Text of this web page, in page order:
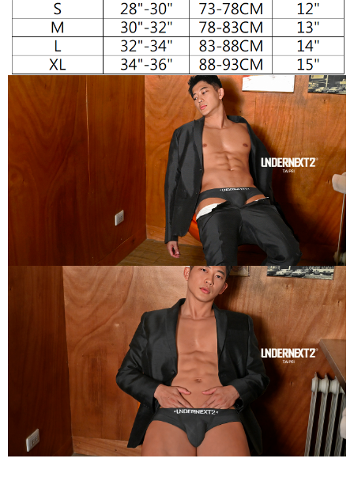
ATM／網路銀行／等多元方式進行付款，方視為交易完成。
※ 請注意：結帳手續完成當下不需立刻繳費，但若您需要取消訂單，請聯絡
購買商品的店家。未經商家同意取消之訂單仍視為有效，需透過AFTEE先享
後付繳納相關費用。
※ 交易是否成功請以「AFTEE先享後付 」之結帳頁面顯示為準，若有關於
是否繳費成功／繳費後需取消欲退款等相關疑問，請聯繫「AFTEE先享後付
https://netprotections.freshdesk.com/support/home
１．透過由恩沛科技股份有限公司提供之「AFTEE先享後付」服務完成之交
易，需依本服務之必要範圍內提供個人資料，並將交易相關給付款項請求債
權轉讓予恩沛科技股份有限公司。
２．關於個人資料處理事宜，請瀏覽以下網址：
https://aftee.tw/terms/#terms3
３．未成年的使用者請事先徵得法定代理人或監護人之同意方可使用
「AFTEE先享後付」，若未經同意申辦者引起之損失，本公司不負相關責
４．使用「AFTEE先享後付」時，將依據個別帳號之用戶狀況，依本公司即
時審查核予不同之上限額度；若仍有額度不足之情形，本公司將視審查結果
請求用戶進行身份認證。
５．嚴禁一人註冊多個帳號或使用他人資訊註冊。若發現惡意使用之情形，
恩沛科技股份有限公司將有權停止該用戶之使用額度並採取法律行動。
7-11取貨付款
每筆NT$65，滿NT$1,000(含以上)免運費
付款後7-11取貨
每筆NT$65，滿NT$1,000(含以上)免運費
每筆NT$105，滿NT$1,000(含以上)免運費
查看運費
國家/地區配送順豐特快 查看運費